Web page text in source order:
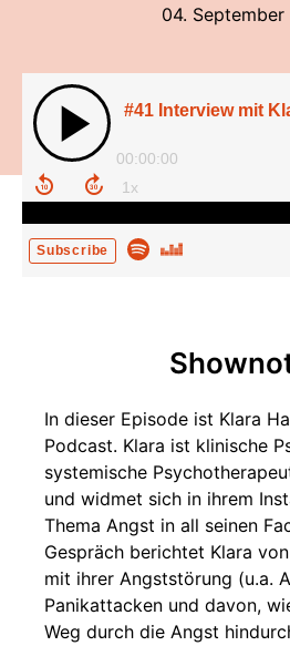
04.
00:00:00
Subscribe
In dieser Episode ist Klara
Podcast. Klara ist klinische
systemische
und widmet sich in ihrem
Thema Angst in all seinen
Gespräch berichtet Klara
mit ihrer Angststörung (u.a.
Panikattacken und davon,
Weg durch die Angst